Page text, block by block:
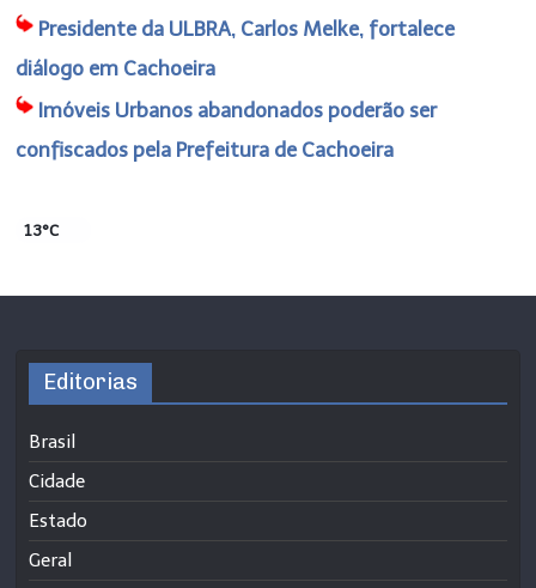
Presidente da ULBRA, Carlos Melke, fortalece
diálogo em Cachoeira
Imóveis Urbanos abandonados poderão ser
confiscados pela Prefeitura de Cachoeira
13°C
Editorias
Brasil
Cidade
Estado
Geral